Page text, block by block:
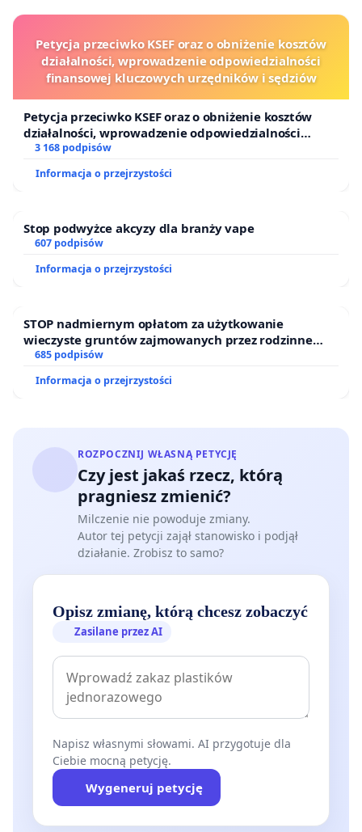
Petycja przeciwko KSEF oraz o obniżenie kosztów
działalności, wprowadzenie odpowiedzialności
finansowej kluczowych urzędników i sędziów
Petycja przeciwko KSEF oraz o obniżenie kosztów
działalności, wprowadzenie odpowiedzialności
finansowej kluczowych urzędników i sędziów
3 168 podpisów
Informacja o przejrzystości
Stop podwyżce akcyzy dla branży vape
607 podpisów
Informacja o przejrzystości
STOP nadmiernym opłatom za użytkowanie
wieczyste gruntów zajmowanych przez rodzinne
ogrody działkowe.
685 podpisów
Informacja o przejrzystości
ROZPOCZNIJ WŁASNĄ PETYCJĘ
Czy jest jakaś rzecz, którą
pragniesz zmienić?
Milczenie nie powoduje zmiany.
Autor tej petycji zajął stanowisko i podjął
działanie. Zrobisz to samo?
Opisz zmianę, którą chcesz zobaczyć
Zasilane przez AI
Napisz własnymi słowami. AI przygotuje dla
Ciebie mocną petycję.
Wygeneruj petycję